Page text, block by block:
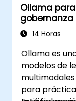
Ollama
gobernanza
14 Horas
Ollama es
modelos de
para